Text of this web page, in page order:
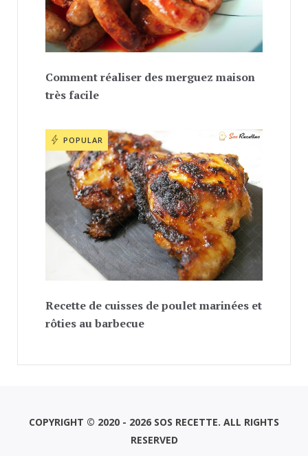
Comment réaliser des merguez maison
très facile
POPULAR
Recette de cuisses de poulet marinées et
rôties au barbecue
COPYRIGHT © 2020 - 2026 SOS RECETTE. ALL RIGHTS
RESERVED